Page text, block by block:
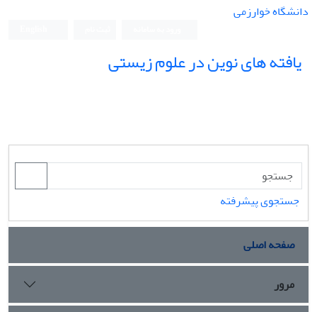
دانشگاه خوارزمی
یافته های نوین در علوم زیستی
جستجوی پیشرفته
صفحه اصلی
مرور